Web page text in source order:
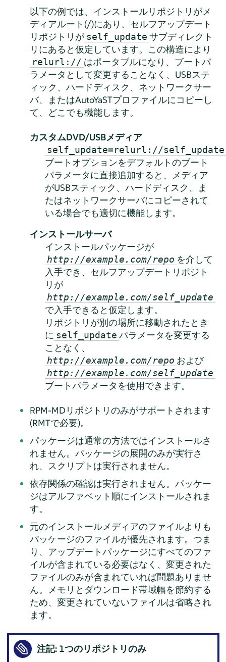
以下の例では、インストールリポジトリがメ
ディアルート(/)にあり、セルフアップデート
リポジトリが self_update サブディレクト
リにあると仮定しています。この構造により
relurl:// はポータブルになり、ブートパ
ラメータとして変更することなく、USBステ
ィック、ハードディスク、ネットワークサー
バ、またはAutoYaSTプロファイルにコピーし
て、どこでも機能します。
カスタムDVD/USBメディア
self_update=relurl://self_update
ブートオプションをデフォルトのブート
パラメータに直接追加すると、メディア
がUSBスティック、ハードディスク、ま
たはネットワークサーバにコピーされて
いる場合でも適切に機能します。
インストールサーバ
インストールパッケージが
http://example.com/repo を介して
入手でき、セルフアップデートリポジト
リが
http://example.com/self_update
で入手できると仮定します。
リポジトリが別の場所に移動されたとき
に self_update パラメータを変更する
ことなく、
http://example.com/repo および
http://example.com/self_update
ブートパラメータを使用できます。
RPM-MDリポジトリのみがサポートされます
(RMTで必要)。
パッケージは通常の方法ではインストールさ
れません。パッケージの展開のみが実行さ
れ、スクリプトは実行されません。
依存関係の確認は実行されません。パッケー
ジはアルファベット順にインストールされま
す。
元のインストールメディアのファイルよりも
パッケージのファイルが優先されます。つま
り、アップデートパッケージにすべてのファ
イルが含まれている必要はなく、変更された
ファイルのみが含まれていれば問題ありませ
ん。メモリとダウンロード帯域幅を節約する
ため、変更されていないファイルは省略され
ます。
注記: 1つのリポジトリのみ